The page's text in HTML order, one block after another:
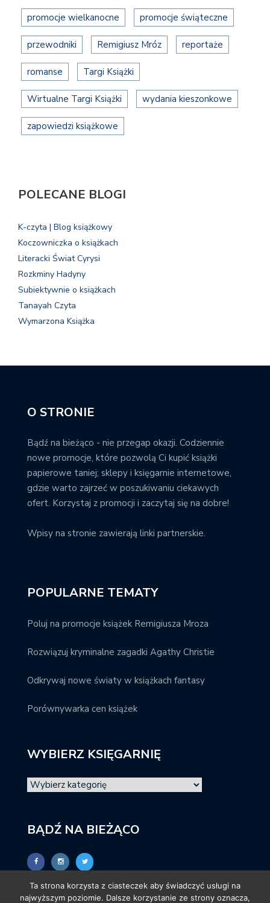
promocje wielkanocne promocje świąteczne
przewodniki Remigiusz Mróz reportaże
romanse Targi Książki
Wirtualne Targi Książki wydania kieszonkowe
zapowiedzi książkowe
POLECANE BLOGI
K-czyta | Blog książkowy
Koczowniczka o książkach
Literacki Świat Cyrysi
Rozkminy Hadyny
Subiektywnie o książkach
Tanayah Czyta
Wymarzona Książka
O STRONIE
Bądź na bieżąco - nie przegap okazji. Codziennie
nowe promocje, które pozwolą Ci kupić książki
papierowe taniej; sklepy i księgarnie internetowe,
gdzie warto zajrzeć w poszukiwaniu ciekawych
ofert. Korzystaj z promocji i zaczytaj się na dobre!
Wpisy na stronie zawierają linki partnerskie.
POPULARNE TEMATY
Poluj na promocje książek Remigiusza Mroza
Rozwiązuj kryminalne zagadki Agathy Christie
Odkrywaj nowe światy w książkach fantasy
Porównywarka cen książek
WYBIERZ KSIĘGARNIĘ
BĄDŹ NA BIEŻĄCO
Ta strona korzysta z ciasteczek aby świadczyć usługi na
najwyższym poziomie. Dalsze korzystanie ze strony oznacza,